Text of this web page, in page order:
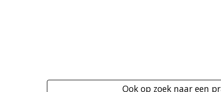
Ook op zoek naar een